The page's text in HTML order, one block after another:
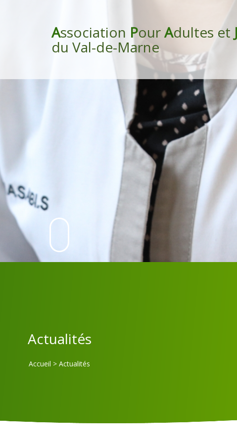
Association PourAdultes et J
du Val-de-Marne
Actualités
Accueil > Actualités